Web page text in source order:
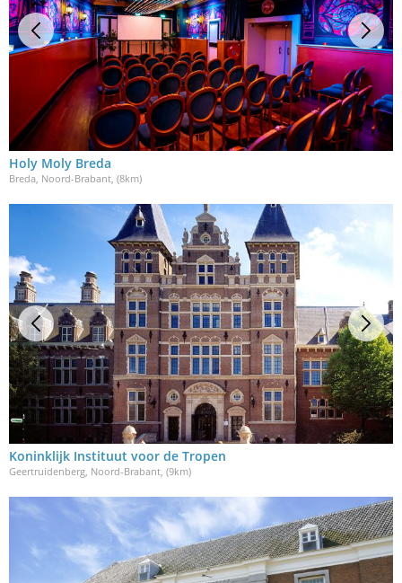
Holy Moly Breda
Breda, Noord-Brabant , (8km)
Koninklijk Instituut voor de Tropen
Geertruidenberg, Noord-Brabant, (9km)